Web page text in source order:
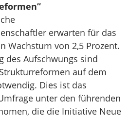
erwarten für das
Wachstum von 2,5 Prozent.
des Aufschwungs sind
auf dem
Dies ist das
unter den führenden
die die Initiative Neue